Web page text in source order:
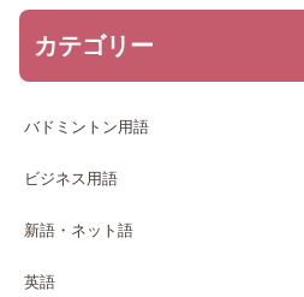
カテゴリー
バドミントン用語
ビジネス用語
新語・ネット語
英語